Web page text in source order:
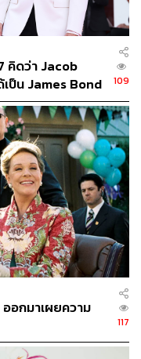
คิดว่า Jacob
ป็น James Bond
109
อกมาเผยความ
117